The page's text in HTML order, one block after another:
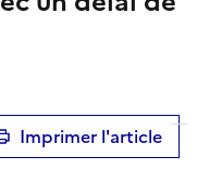
Imprimer l'article